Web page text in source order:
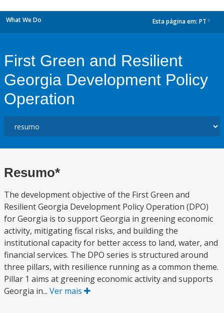
What We Do Esta página em: PT
First Green and Resilient
Georgia Development Policy
Operation
Resumo*
The development objective of the First Green and
Resilient Georgia Development Policy Operation (DPO)
for Georgia is to support Georgia in greening economic
activity, mitigating fiscal risks, and building the
institutional capacity for better access to land, water, and
financial services. The DPO series is structured around
three pillars, with resilience running as a common theme.
Pillar 1 aims at greening economic activity and supports
Georgia in... Ver mais